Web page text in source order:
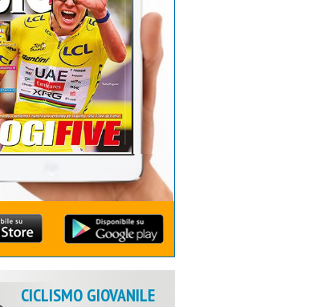
CICLISMO GIOVANILE